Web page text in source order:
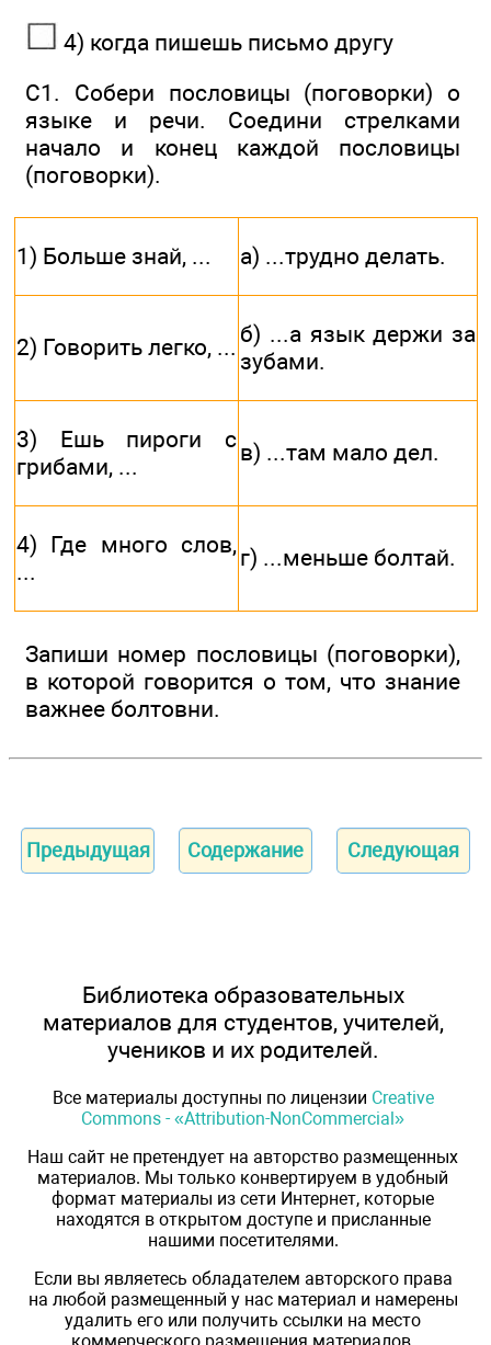
4) когда пишешь письмо другу
С1. Собери пословицы (поговорки) о
языке и речи. Соедини стрелками
начало и конец каждой пословицы
(поговорки).
1) Больше знай, ... а) ...трудно делать.
2) Говорить легко, ... б) ...а язык держи за
зубами.
3) Ешь пироги с
грибами, ...
в) ...там мало дел.
4) Где много слов,
...
г) ...меньше болтай.
Запиши номер пословицы (поговорки),
в которой говорится о том, что знание
важ­нее болтовни.
Предыдущая Содержание Следующая
Библиотека образовательных
материалов для студентов, учителей,
учеников и их родителей.
Все материалы доступны по лицензии Creative
Commons - «Attribution-NonCommercial»
Наш сайт не претендует на авторство размещенных
материалов. Мы только конвертируем в удобный
формат материалы из сети Интернет, которые
находятся в открытом доступе и присланные
нашими посетителями.
Если вы являетесь обладателем авторского права
на любой размещенный у нас материал и намерены
удалить его или получить ссылки на место